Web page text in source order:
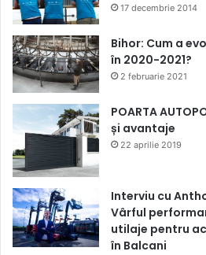
17 decembrie 2014
Bihor: Cum a
în 2020-2021?
2 februarie 2021
POARTA
și avantaje
22 aprilie 2019
Interviu cu
Vârful
utilaje pentru
în Balcani